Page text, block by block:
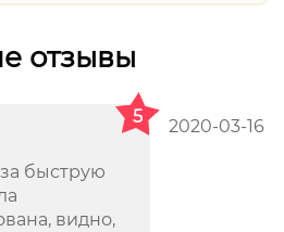
отзывы
2020-03-16
5
быструю
видно,